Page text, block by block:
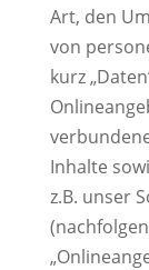
Art, den
von
kurz
Inhalte
z.B. unser